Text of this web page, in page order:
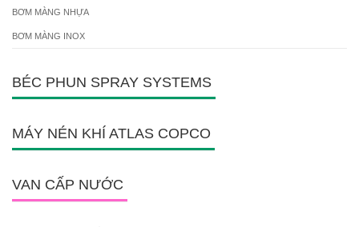
BƠM MÀNG NHỰA
BƠM MÀNG INOX
BÉC PHUN SPRAY SYSTEMS
MÁY NÉN KHÍ ATLAS COPCO
VAN CẤP NƯỚC